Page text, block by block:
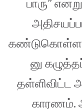
னு
தள்ளிவிட்ட
காரணம்.